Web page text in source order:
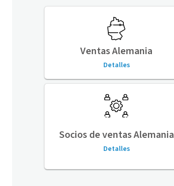
Ventas Alemania
Detalles
Socios de ventas Alemania
Detalles